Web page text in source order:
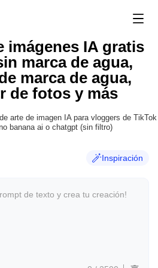
Ilimitado
imágenes IA gratis
marca de agua,
marca de agua,
de fotos y más
arte de imagen IA para vloggers de TikTok
banana ai o chatgpt (sin filtro)
Inspiración